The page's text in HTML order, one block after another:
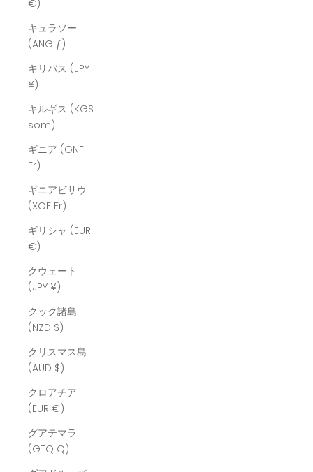
€)
キュラソー
(ANG ƒ)
キリバス (JPY
¥)
キルギス (KGS
som)
ギニア (GNF
Fr)
ギニアビサウ
(XOF Fr)
ギリシャ (EUR
€)
クウェート
(JPY ¥)
クック諸島
(NZD $)
クリスマス島
(AUD $)
クロアチア
(EUR €)
グアテマラ
(GTQ Q)